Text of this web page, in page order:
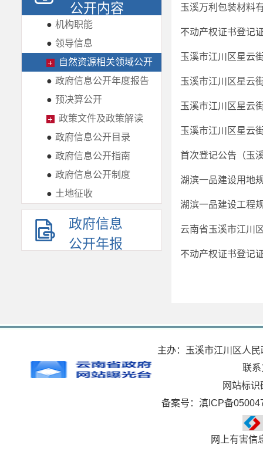
公开内容
● 机构职能
● 领导信息
自然资源相关领域公开
● 政府信息公开年度报告
● 预决算公开
政策文件及政策解读
● 政府信息公开目录
● 政府信息公开指南
● 政府信息公开制度
● 土地征收
政府信息
公开年报
玉溪万利包装材料
不动产权证书登记
首次登记公告（玉
湖滨一品建设用地
湖滨一品建设工程
云南省玉溪市江川
不动产权证书登记
主办：玉溪市江川区人
联
网站标
备案号：滇ICP备
网上有害信